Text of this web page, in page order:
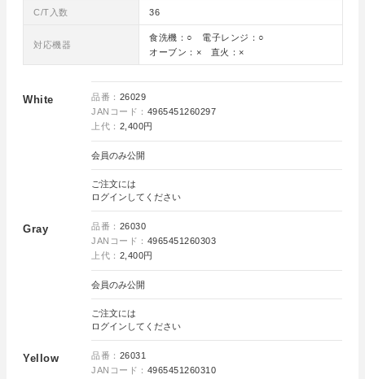
C/T入数 36
対応機器
食洗機：○ 電子レンジ：○
オーブン：× 直火：×
White 品番： 26029
JANコード： 4965451260297
上代： 2,400円
会員のみ公開
ご注文には
ログイン してください
Gray 品番： 26030
JANコード： 4965451260303
上代： 2,400円
会員のみ公開
ご注文には
ログイン してください
Yellow 品番： 26031
JANコード： 4965451260310